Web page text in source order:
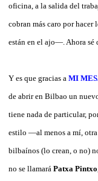
oficina, a la salida del
cobran más caro por
están en el ajo—. Ahora sé
Y es que gracias a MI
de abrir en Bilbao un
tiene nada de particular,
estilo —al menos a mí,
bilbaínos (lo crean, o no)
no se llamará Patxa Pintxo